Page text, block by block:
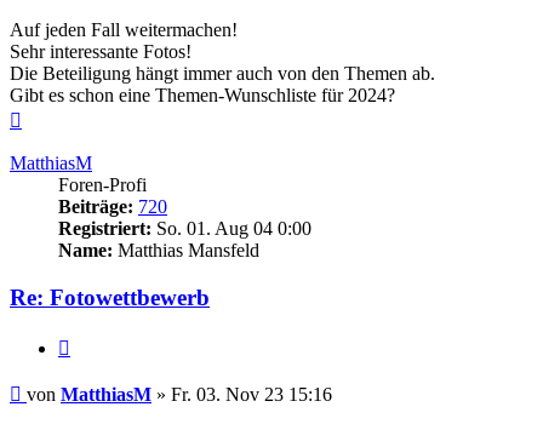
Auf jeden Fall weitermachen!
Sehr interessante Fotos!
Die Beteiligung hängt immer auch von den Themen ab.
Gibt es schon eine Themen-Wunschliste für 2024?
MatthiasM
Foren-Profi
Beiträge: 720
Registriert: So. 01. Aug 04 0:00
Name: Matthias Mansfeld
Re: Fotowettbewerb
Beitrag
von MatthiasM » Fr. 03. Nov 23 15:16